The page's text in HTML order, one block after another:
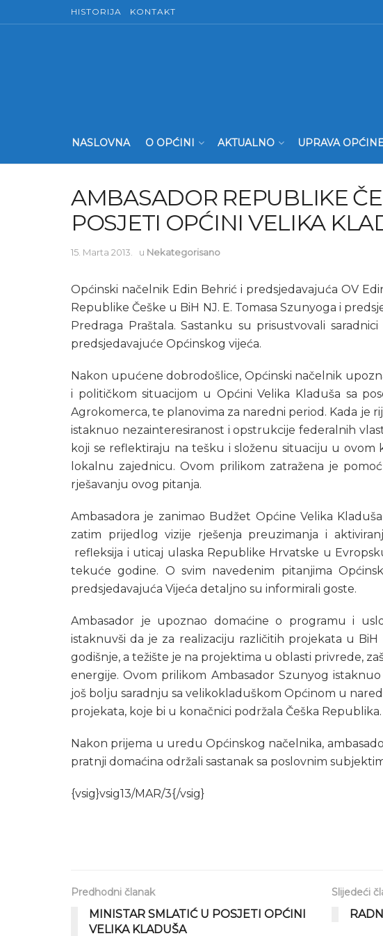
HISTORIJA KONTAKT
NASLOVNA O OPĆINI AKTUALNO UPRAVA
AMBASADOR REPUBLIKE
POSJETI OPĆINI VELIKA
15. Marta 2013. u Nekategorisano
Općinski načelnik Edin Behrić i predsjedavajuća OV
Republike Češke u BiH NJ. E. Tomasa Szunyoga i
Predraga Praštala. Sastanku su prisustvovali
predsjedavajuće Općinskog vijeća.
Nakon upućene dobrodošlice, Općinski načelnik
i političkom situacijom u Općini Velika Kladuša sa
Agrokomerca, te planovima za naredni period. Kada je
istaknuo nezainteresiranost i opstrukcije federalnih
koji se reflektiraju na tešku i složenu situaciju u
lokalnu zajednicu. Ovom prilikom zatražena je
rješavanju ovog pitanja.
Ambasadora je zanimao Budžet Općine Velika
zatim prijedlog vizije rješenja preuzimanja i
refleksija i uticaj ulaska Republike Hrvatske u
tekuće godine. O svim navedenim pitanjima
predsjedavajuća Vijeća detaljno su informirali goste.
Ambasador je upoznao domaćine o programu i
istaknuvši da je za realizaciju različitih projekata u
godišnje, a težište je na projektima u oblasti privrede,
energije. Ovom prilikom Ambasador Szunyog
još bolju saradnju sa velikokladuškom Općinom u
projekata, koje bi u konačnici podržala Češka Republika.
Nakon prijema u uredu Općinskog načelnika,
pratnji domaćina održali sastanak sa poslovnim
{vsig}vsig13/MAR/3{/vsig}
Predhodni članak
MINISTAR SMLATIĆ U POSJETI OPĆINI
VELIKA KLADUŠA
Slijedeći